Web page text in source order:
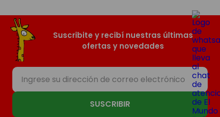
Suscribite y recibí nuestras últimas
ofertas y novedades
SUSCRIBIR